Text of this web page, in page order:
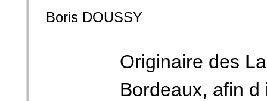
Boris DOUSSY
Originaire des
Bordeaux, afin